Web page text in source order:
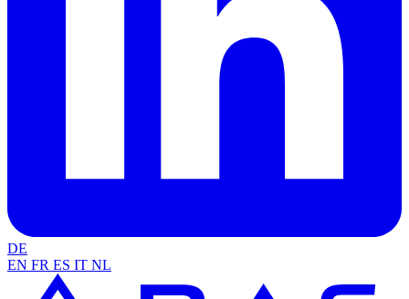
DE
EN FR ES IT NL